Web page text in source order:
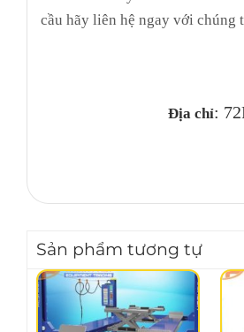
cầu hãy liên hệ ngay với chúng
Địa chỉ:
Sản phẩm tương tự